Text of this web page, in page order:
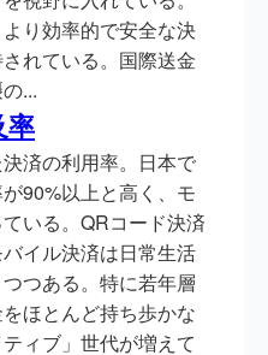
り効率的で安全な決
れている。国際送金
...
率
済の利用率。日本で
90%以上と高く、モ
いる。QRコード決済
イル決済は日常生活
つある。特に若年層
ほとんど持ち歩かな
ィブ」世代が増えて